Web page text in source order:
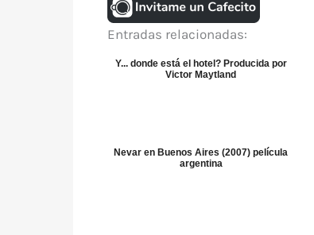
Entradas relacionadas:
Y... donde está el hotel? Producida por
Victor Maytland
Nevar en Buenos Aires (2007) película
argentina